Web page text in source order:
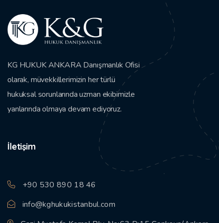
KG HUKUK ANKARA Danışmanlık Ofisi
olarak, müvekkillerimizin her türlü
hukuksal sorunlarında uzman ekibimizle
yanlarında olmaya devam ediyoruz.
İletişim
+90 530 890 18 46
info@kghukukistanbul.com